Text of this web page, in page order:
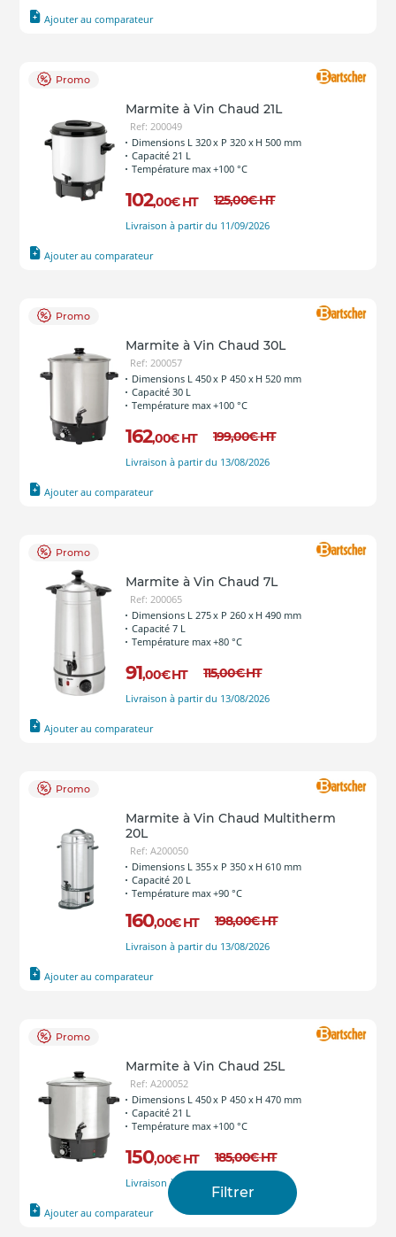
Filtrer
Ajouter au comparateur
Promo
Marmite à Vin Chaud 21L
Ref: 200049
Dimensions L 320 x P 320 x H 500 mm
Capacité 21 L
Température max +100 °C
102,00€ HT 125,00€HT
Livraison à partir du 11/09/2026
Ajouter au comparateur
Promo
Marmite à Vin Chaud 30L
Ref: 200057
Dimensions L 450 x P 450 x H 520 mm
Capacité 30 L
Température max +100 °C
162,00€ HT 199,00€HT
Livraison à partir du 13/08/2026
Ajouter au comparateur
Promo
Marmite à Vin Chaud 7L
Ref: 200065
Dimensions L 275 x P 260 x H 490 mm
Capacité 7 L
Température max +80 °C
91,00€HT 115,00€HT
Livraison à partir du 13/08/2026
Ajouter au comparateur
Promo
Marmite à Vin Chaud Multitherm
20L
Ref: A200050
Dimensions L 355 x P 350 x H 610 mm
Capacité 20 L
Température max +90 °C
160,00€ HT 198,00€HT
Livraison à partir du 13/08/2026
Ajouter au comparateur
Promo
Marmite à Vin Chaud 25L
Ref: A200052
Dimensions L 450 x P 450 x H 470 mm
Capacité 21 L
Température max +100 °C
150,00€ HT 185,00€HT
Livraison à partir du 13/08/2026
Ajouter au comparateur